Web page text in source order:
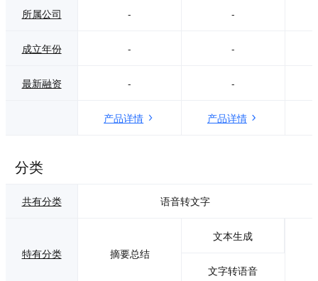
所属公司 - -
成立年份 - -
最新融资 - -
产品详情 产品详情
分类
共有分类 语音转文字
特有分类 摘要总结
文本生成
文字转语音